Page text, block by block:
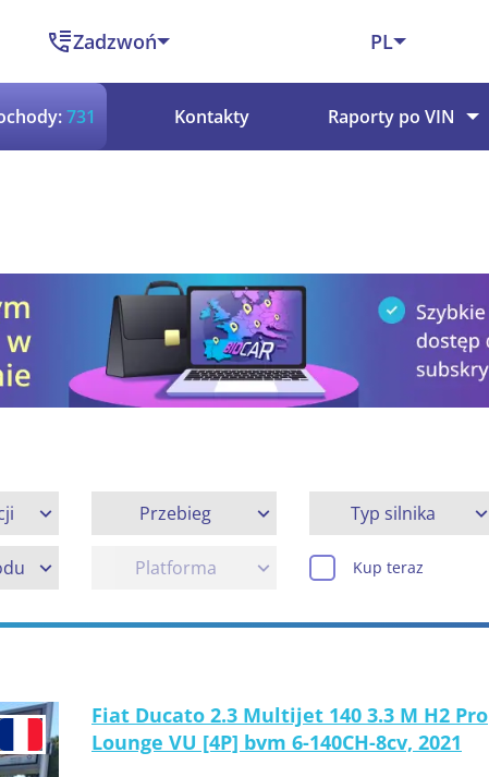
Zadzwoń PL
731 Kontakty Raporty po VIN
Przebieg Typ silnika
Platforma Kup teraz
Fiat Ducato 2.3 Multijet 140 3.3 M H2 Pro
Lounge VU [4P] bvm 6-140CH-8cv, 2021